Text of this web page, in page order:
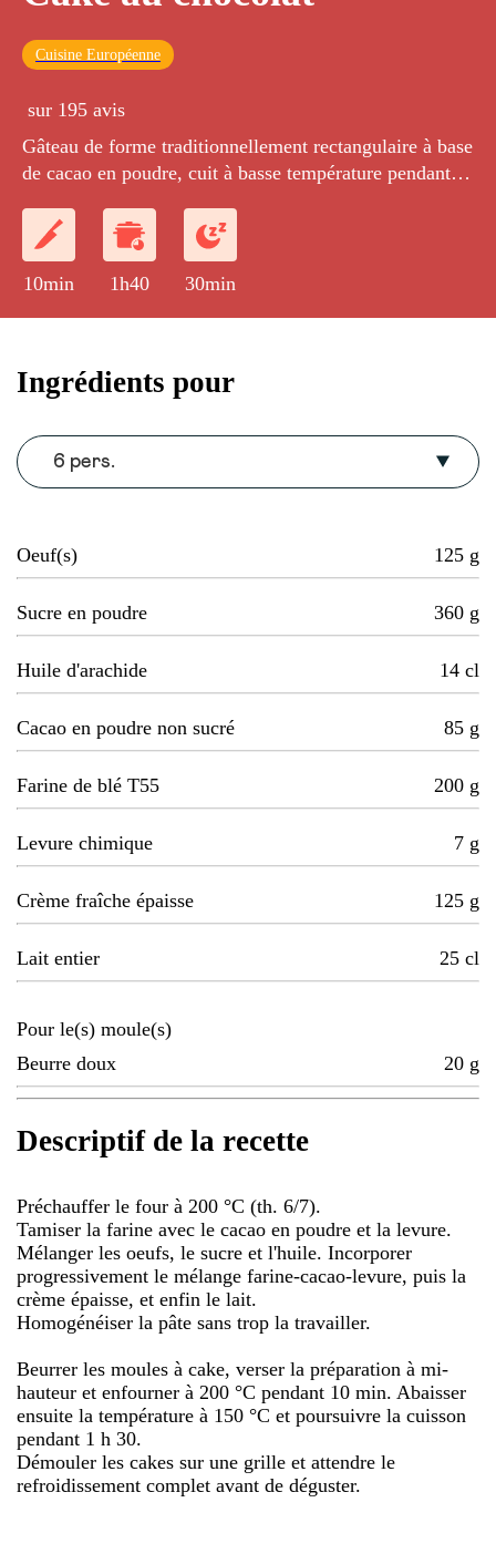
Cuisine Européenne
sur 195 avis
Gâteau de forme traditionnellement rectangulaire à base
de cacao en poudre, cuit à basse température pendant
10min 1h40 30min
Ingrédients pour
6 pers.
Oeuf(s) 125 g
Sucre en poudre 360 g
Huile d'arachide 14 cl
Cacao en poudre non sucré 85 g
Farine de blé T55 200 g
Levure chimique 7 g
Crème fraîche épaisse 125 g
Lait entier 25 cl
Pour le(s) moule(s)
Beurre doux
20 g
Descriptif de la recette
Préchauffer le four à 200 °C (th. 6/7).
Tamiser la farine avec le cacao en poudre et la levure.
Mélanger les oeufs, le sucre et l'huile. Incorporer
progressivement le mélange farine-cacao-levure, puis la
crème épaisse, et enfin le lait.
Homogénéiser la pâte sans trop la travailler.
Beurrer les moules à cake, verser la préparation à mi-
hauteur et enfourner à 200 °C pendant 10 min. Abaisser
ensuite la température à 150 °C et poursuivre la cuisson
pendant 1 h 30.
Démouler les cakes sur une grille et attendre le
refroidissement complet avant de déguster.